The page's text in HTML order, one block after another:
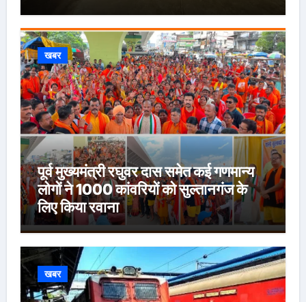
खबर
पूर्व मुख्यमंत्री रघुवर दास समेत कई गणमान्य
लोगों ने 1000 कांवरियों को सुल्तानगंज के
लिए किया रवाना
खबर